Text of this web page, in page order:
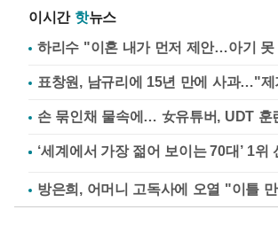
이시간 핫뉴스
하리수 "이혼 내가 먼저 제안…아기 못
표창원, 남규리에 15년 만에 사과…"
손 묶인채 물속에… 女유튜버, UDT 훈
방은희, 어머니 고독사에 오열 "이틀